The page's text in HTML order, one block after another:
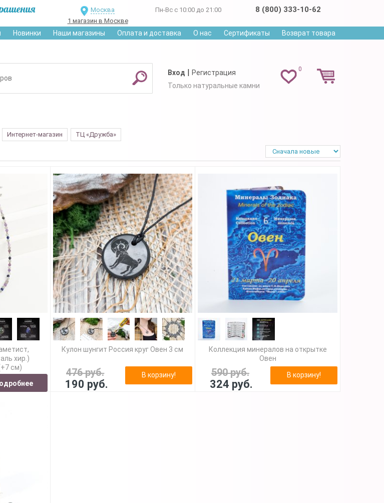
Москва
1 магазин в Москве
Пн-Вс с 10:00 до 21:00 8 (800) 333-10-62
Новинки Наши магазины Оплата и доставка О нас Сертификаты Возврат товара
0
Вход | Регистрация
Только натуральные камни
Интернет-магазин ТЦ «Дружба»
хир.)
см)
Кулон шунгит Россия круг Овен 3 см
476 руб.
190 руб.
В корзину!
Коллекция минералов на открытке
Овен
590 руб.
324 руб.
В корзину!